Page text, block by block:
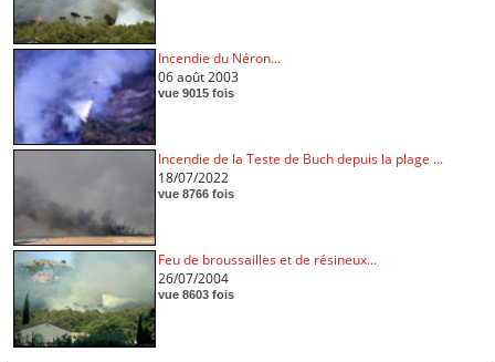
Incendie du Néron...
06 août 2003
vue 9015 fois
Incendie de la Teste de Buch depuis la plage ...
18/07/2022
vue 8766 fois
Feu de broussailles et de résineux...
26/07/2004
vue 8603 fois